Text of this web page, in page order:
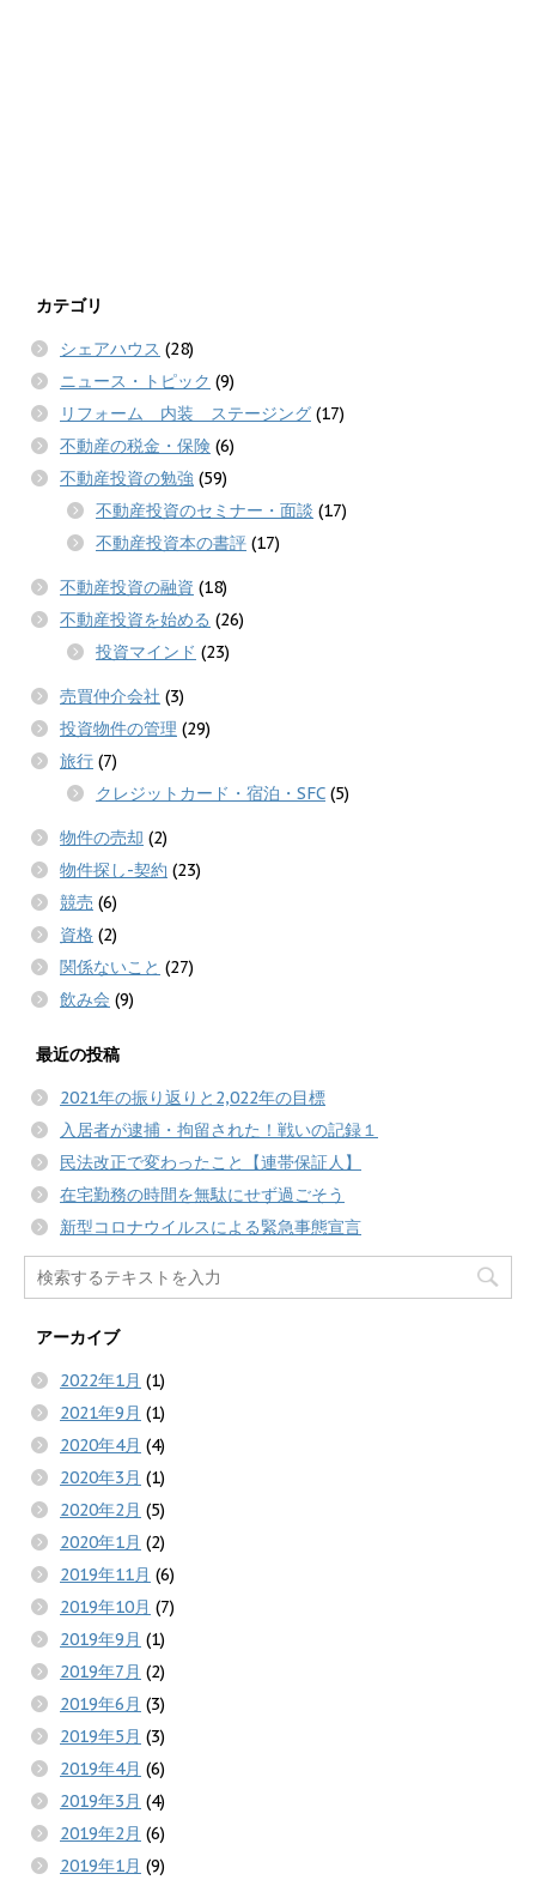
カテゴリ
シェアハウス (28)
ニュース・トピック (9)
リフォーム 内装 ステージング (17)
不動産の税金・保険 (6)
不動産投資の勉強 (59)
不動産投資のセミナー・面談 (17)
不動産投資本の書評 (17)
不動産投資の融資 (18)
不動産投資を始める (26)
投資マインド (23)
売買仲介会社 (3)
投資物件の管理 (29)
旅行 (7)
クレジットカード・宿泊・SFC (5)
物件の売却 (2)
物件探し-契約 (23)
競売 (6)
資格 (2)
関係ないこと (27)
飲み会 (9)
最近の投稿
2021年の振り返りと2,022年の目標
入居者が逮捕・拘留された！戦いの記録１
民法改正で変わったこと【連帯保証人】
在宅勤務の時間を無駄にせず過ごそう
新型コロナウイルスによる緊急事態宣言
アーカイブ
2022年1月 (1)
2021年9月 (1)
2020年4月 (4)
2020年3月 (1)
2020年2月 (5)
2020年1月 (2)
2019年11月 (6)
2019年10月 (7)
2019年9月 (1)
2019年7月 (2)
2019年6月 (3)
2019年5月 (3)
2019年4月 (6)
2019年3月 (4)
2019年2月 (6)
2019年1月 (9)